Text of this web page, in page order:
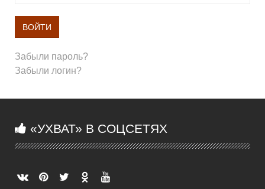
ВОЙТИ
Забыли пароль?
Забыли логин?
«УХВАТ» В СОЦСЕТЯХ